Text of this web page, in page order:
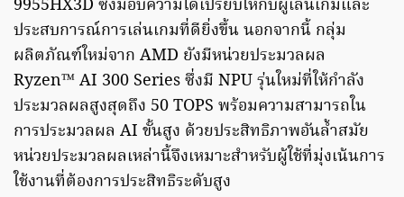
9955HX3D ซึ่งมอบความได้เปรียบให้กับผู้เล่นเกมและ
ประสบการณ์การเล่นเกมที่ดียิ่งขึ้น นอกจากนี้ กลุ่ม
ผลิตภัณฑ์ใหม่จาก AMD ยังมีหน่วยประมวลผล
Ryzen™ AI 300 Series ซึ่งมี NPU รุ่นใหม่ที่ให้กำลัง
ประมวลผลสูงสุดถึง 50 TOPS พร้อมความสามารถใน
การประมวลผล AI ขั้นสูง ด้วยประสิทธิภาพอันล้ำสมัย
หน่วยประมวลผลเหล่านี้จึงเหมาะสำหรับผู้ใช้ที่มุ่งเน้นการ
ใช้งานที่ต้องการประสิทธิระดับสูง